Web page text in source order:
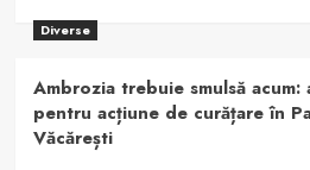
Diverse
Ambrozia trebuie smulsă
pentru acțiune de curățare în
Văcărești